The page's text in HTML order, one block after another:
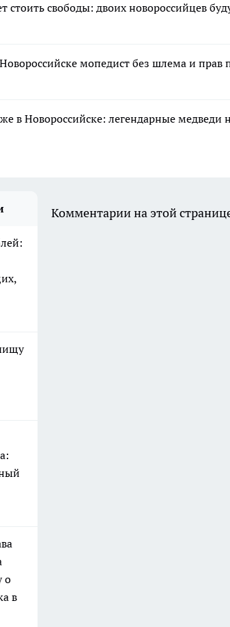
стоить свободы: двоих новороссийцев
мопедист без шлема и прав
в Новороссийске: легендарные
о
в
Комментарии на этой